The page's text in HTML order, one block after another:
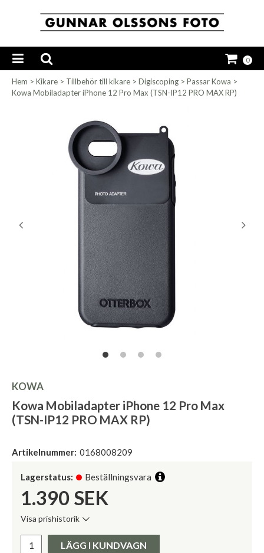
0
Hem > Kikare > Tillbehör till kikare > Digiscoping > Passar Kowa >
Kowa Mobiladapter iPhone 12 Pro Max (TSN-IP12 PRO MAX RP)
KOWA
Kowa Mobiladapter iPhone 12 Pro Max
(TSN-IP12 PRO MAX RP)
Artikelnummer: 0168008209
Lagerstatus: Beställningsvara
1.390 SEK
Visa prishistorik
Pris:
LÄGG I KUNDVAGN